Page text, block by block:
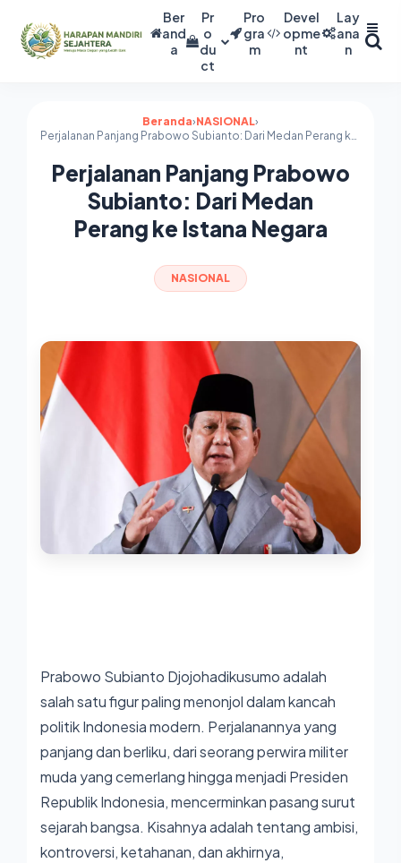
Ber
and
a
Pr
o
du
ct
Pro
gra
m
Devel
opme
nt
Lay
ana
n
Beranda›NASIONAL›
Perjalanan Panjang Prabowo Subianto: Dari Medan Perang ke Istana Negara
Perjalanan Panjang Prabowo
Subianto: Dari Medan
Perang ke Istana Negara
NASIONAL
Prabowo Subianto Djojohadikusumo adalah
salah satu figur paling menonjol dalam kancah
politik Indonesia modern. Perjalanannya yang
panjang dan berliku, dari seorang perwira militer
muda yang cemerlang hingga menjadi Presiden
Republik Indonesia, mencerminkan pasang surut
sejarah bangsa. Kisahnya adalah tentang ambisi,
kontroversi, ketahanan, dan akhirnya,